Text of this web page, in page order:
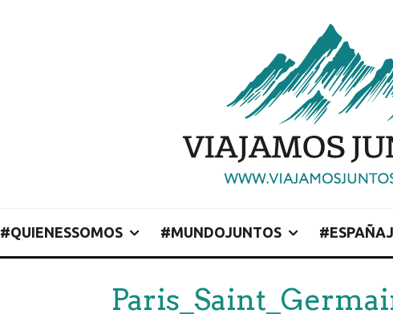
#QUIENESSOMOS #MUNDOJUNTOS